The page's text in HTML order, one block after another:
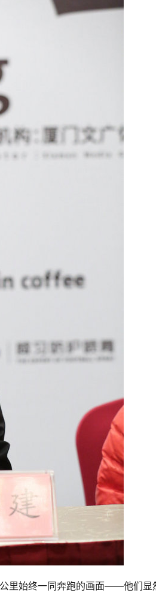
里始终一同奔跑的画面——他们显